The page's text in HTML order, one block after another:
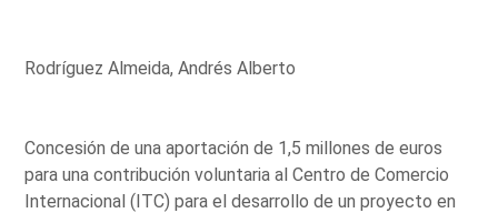
Rodríguez Almeida, Andrés Alberto
Concesión de una aportación de 1,5 millones de euros
para una contribución voluntaria al Centro de Comercio
Internacional (ITC) para el desarrollo de un proyecto en